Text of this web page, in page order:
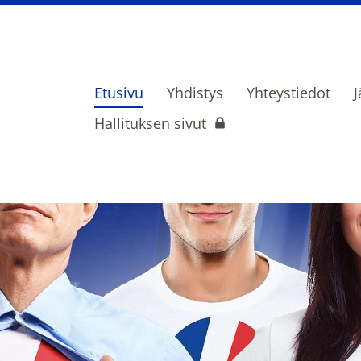
ja
Etusivu Yhdistys Yhteystiedot
Hallituksen sivut